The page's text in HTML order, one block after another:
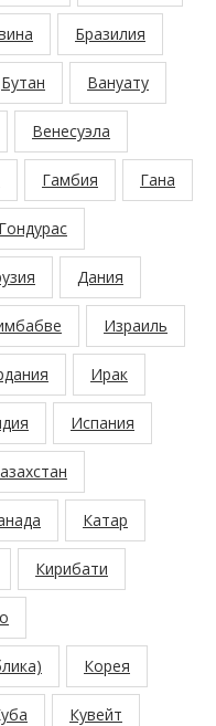
Бразилия
Бутан Вануату
Венесуэла
Гамбия Гана
Гондурас
Дания
Израиль
Ирак
Испания
Катар
Кирибати
Корея
Кувейт